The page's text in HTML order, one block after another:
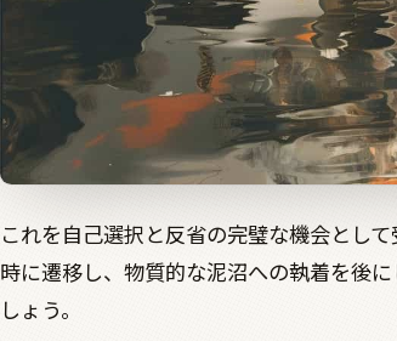
これを自己選択と反省の完璧な機会とし
時に遷移し、物質的な泥沼への執着を後
しょう。